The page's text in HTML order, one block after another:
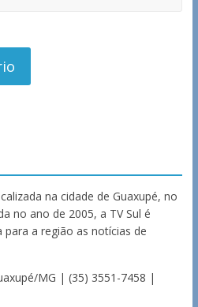
na cidade de Guaxupé, no
no ano de 2005, a TV Sul é
para a região as notícias de
MG | (35) 3551-7458 |